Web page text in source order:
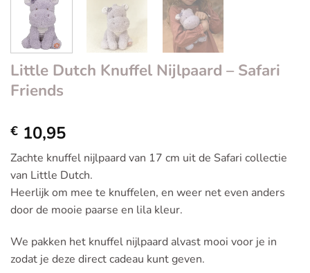
Little Dutch Knuffel Nijlpaard – Safari
Friends
€ 10,95
Zachte knuffel nijlpaard van 17 cm uit de Safari collectie
van Little Dutch.
Heerlijk om mee te knuffelen, en weer net even anders
door de mooie paarse en lila kleur.
We pakken het knuffel nijlpaard alvast mooi voor je in
zodat je deze direct cadeau kunt geven.